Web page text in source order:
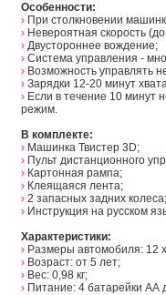
Особенности:
› При столкновении
› Невероятная скорость
› Двустороннее вождение;
› Система управления -
› Возможность управлять
› Зарядки 12-20 минут
› Если в течение 10 минут
режим.
В комплекте:
› Машинка Твистер 3D;
› Пульт дистанционного
› Картонная рампа;
› Клеящаяся лента;
› 2 запасных задних колеса;
› Инструкция на русском
Характеристики:
› Размеры автомобиля: 12
› Возраст: от 5 лет;
› Вес: 0,98 кг;
› Питание: 4 батарейки АА